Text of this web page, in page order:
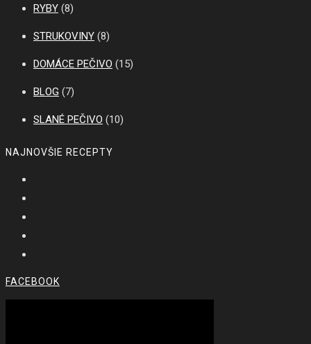
RYBY (8)
STRUKOVINY (8)
DOMÁCE PEČIVO (15)
BLOG (7)
SLANÉ PEČIVO (10)
NAJNOVŠIE RECEPTY
FACEBOOK